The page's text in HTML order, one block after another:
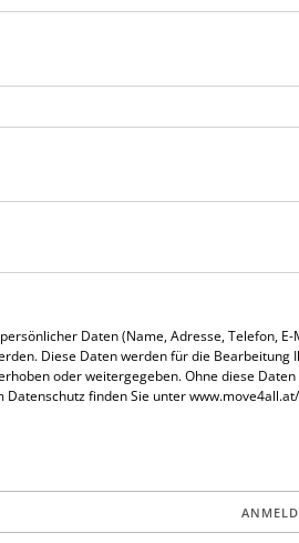
Daten (Name, Adresse, Telefon,
Diese Daten werden für die
oder weitergegeben. Ohne diese
finden Sie unter